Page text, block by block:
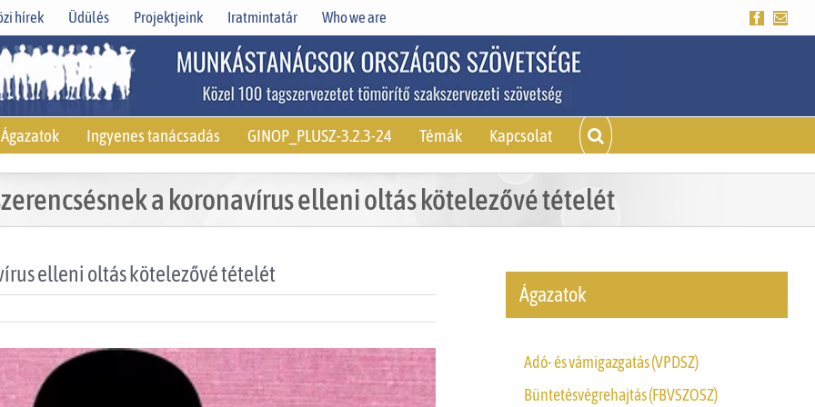
hírek Üdülés Projektjeink Iratmintatár Who we are Facebook
Ágazatok Ingyenes tanácsadás GINOP_PLUSZ-3.2.3-24 Témák Kapcsolat
a koronavírus elleni oltás kötelezővé tételét
elleni oltás kötelezővé tételét
Ágazatok
Adó- és vámigazgatás (VPDSZ)
Büntetésvégrehajtás (FBVSZOSZ)